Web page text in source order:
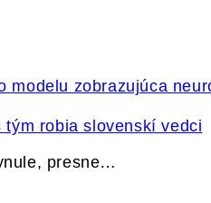
robia slovenskí vedci
presne…